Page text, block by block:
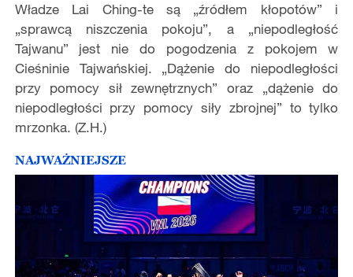
Władze Lai Ching-te są „źródłem kłopotów” i
„sprawcą niszczenia pokoju”, a „niepodległość
Tajwanu” jest nie do pogodzenia z pokojem w
Cieśninie Tajwańskiej. „Dążenie do niepodległości
przy pomocy sił zewnętrznych” oraz „dążenie do
niepodległości przy pomocy siły zbrojnej” to tylko
mrzonka. (Z.H.)
NAJWAŻNIEJSZE